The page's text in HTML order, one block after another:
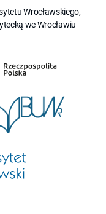
Wrocławskiego,
we Wrocławiu